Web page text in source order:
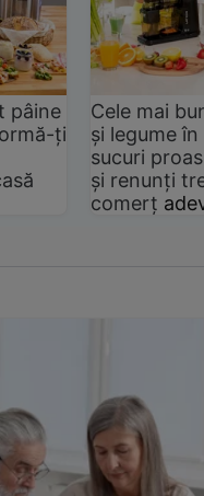
pâine
ți
Cele mai
și legume
sucuri
și renunți
comerț